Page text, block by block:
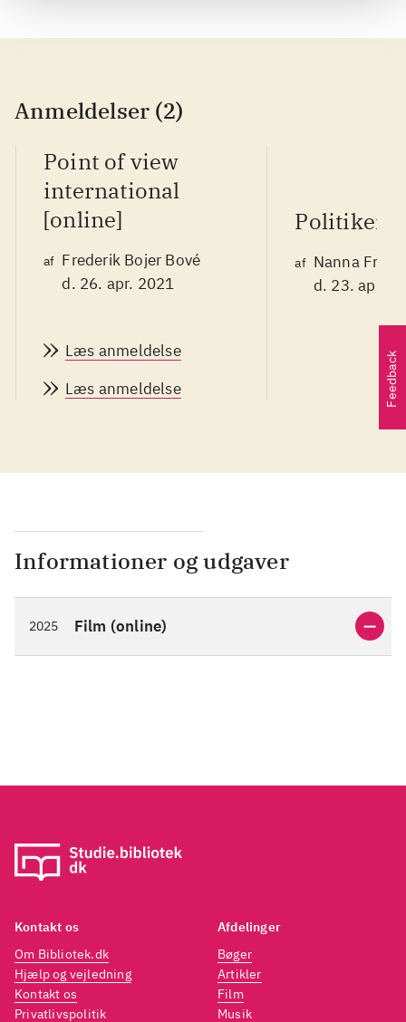
Anmeldelser (2)
Point of view
international
[online]
af Frederik Bojer Bové
d. 26. apr. 2021
Læs anmeldelse
Læs anmeldelse
Politiken
af Nanna
d. 23. apr.
Informationer og udgaver
2025 Film (online)
Feedback
Kontakt os
Om Bibliotek.dk
Hjælp og vejledning
Kontakt os
Privatlivspolitik
Afdelinger
Bøger
Artikler
Film
Musik